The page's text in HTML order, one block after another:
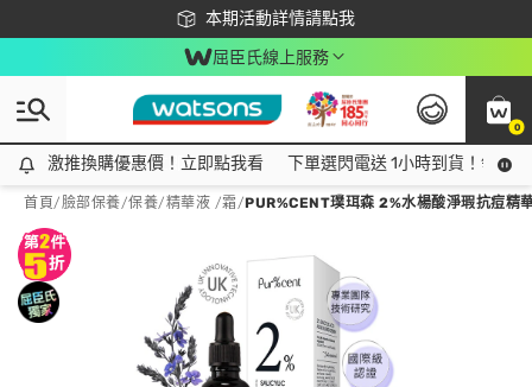
本期活動詳情請點我
下載app最高回饋$350
屈臣氏線上服務
0
激推換購優惠價！立即點我看
激推換購優惠價！立即點我看 下單選閃電送 1小時到貨！領神
首頁/臉部保養/保養/精華液 /霜/PUR%CENT璞珥森 2%水楊酸淨瑕抗痘精